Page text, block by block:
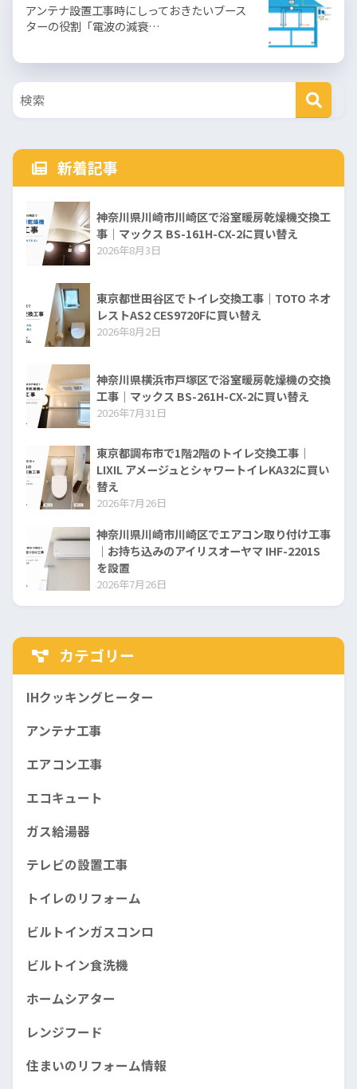
アンテナ設置工事時にしっておきたいブース
ターの役割「電波の減衰…
新着記事
神奈川県川崎市川崎区で浴室暖房乾燥機交換工
事｜マックス BS-161H-CX-2に買い替え
2026年8月3日
東京都世田谷区でトイレ交換工事｜TOTO ネオ
レストAS2 CES9720Fに買い替え
2026年8月2日
神奈川県横浜市戸塚区で浴室暖房乾燥機の交換
工事｜マックス BS-261H-CX-2に買い替え
2026年7月31日
東京都調布市で1階2階のトイレ交換工事｜
LIXIL アメージュとシャワートイレKA32に買い
替え
2026年7月26日
神奈川県川崎市川崎区でエアコン取り付け工事
｜お持ち込みのアイリスオーヤマ IHF-2201S
を設置
2026年7月26日
カテゴリー
IHクッキングヒーター
アンテナ工事
エアコン工事
エコキュート
ガス給湯器
テレビの設置工事
トイレのリフォーム
ビルトインガスコンロ
ビルトイン食洗機
ホームシアター
レンジフード
住まいのリフォーム情報